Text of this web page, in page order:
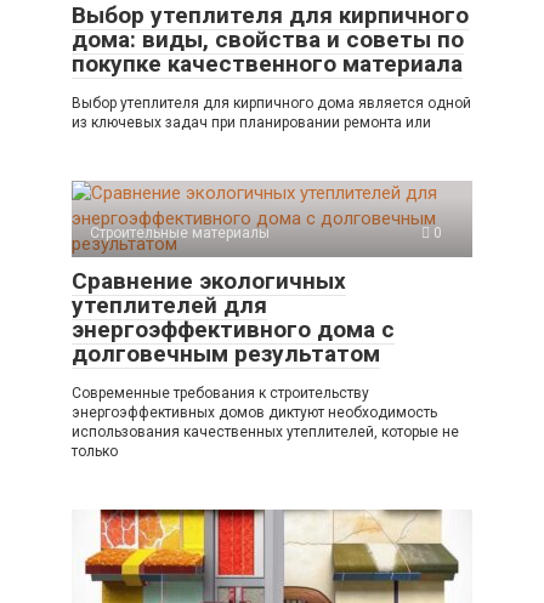
Выбор утеплителя для кирпичного
дома: виды, свойства и советы по
покупке качественного материала
Выбор утеплителя для кирпичного дома является одной
из ключевых задач при планировании ремонта или
Строительные материалы 0
Сравнение экологичных
утеплителей для
энергоэффективного дома с
долговечным результатом
Современные требования к строительству
энергоэффективных домов диктуют необходимость
использования качественных утеплителей, которые не
только